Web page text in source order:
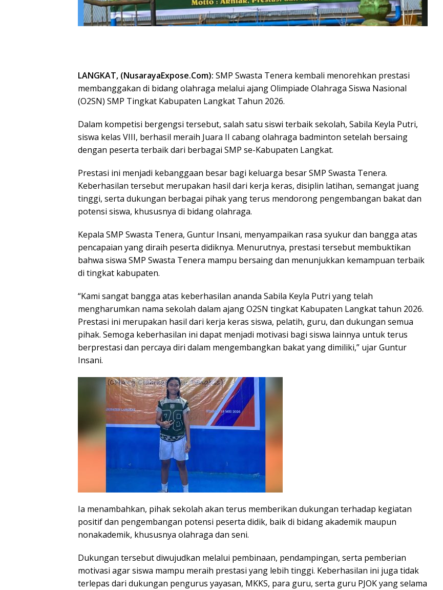
LANGKAT, (NusarayaExpose.Com): SMP Swasta Tenera kembali menorehkan prestasi
membanggakan di bidang olahraga melalui ajang Olimpiade Olahraga Siswa Nasional
(O2SN) SMP Tingkat Kabupaten Langkat Tahun 2026.
Dalam kompetisi bergengsi tersebut, salah satu siswi terbaik sekolah, Sabila Keyla Putri,
siswa kelas VIII, berhasil meraih Juara II cabang olahraga badminton setelah bersaing
dengan peserta terbaik dari berbagai SMP se-Kabupaten Langkat.
Prestasi ini menjadi kebanggaan besar bagi keluarga besar SMP Swasta Tenera.
Keberhasilan tersebut merupakan hasil dari kerja keras, disiplin latihan, semangat juang
tinggi, serta dukungan berbagai pihak yang terus mendorong pengembangan bakat dan
potensi siswa, khususnya di bidang olahraga.
Kepala SMP Swasta Tenera, Guntur Insani, menyampaikan rasa syukur dan bangga atas
pencapaian yang diraih peserta didiknya. Menurutnya, prestasi tersebut membuktikan
bahwa siswa SMP Swasta Tenera mampu bersaing dan menunjukkan kemampuan terbaik
di tingkat kabupaten.
“Kami sangat bangga atas keberhasilan ananda Sabila Keyla Putri yang telah
mengharumkan nama sekolah dalam ajang O2SN tingkat Kabupaten Langkat tahun 2026.
Prestasi ini merupakan hasil dari kerja keras siswa, pelatih, guru, dan dukungan semua
pihak. Semoga keberhasilan ini dapat menjadi motivasi bagi siswa lainnya untuk terus
berprestasi dan percaya diri dalam mengembangkan bakat yang dimiliki,” ujar Guntur
Insani.
Ia menambahkan, pihak sekolah akan terus memberikan dukungan terhadap kegiatan
positif dan pengembangan potensi peserta didik, baik di bidang akademik maupun
nonakademik, khususnya olahraga dan seni.
Dukungan tersebut diwujudkan melalui pembinaan, pendampingan, serta pemberian
motivasi agar siswa mampu meraih prestasi yang lebih tinggi. Keberhasilan ini juga tidak
terlepas dari dukungan pengurus yayasan, MKKS, para guru, serta guru PJOK yang selama